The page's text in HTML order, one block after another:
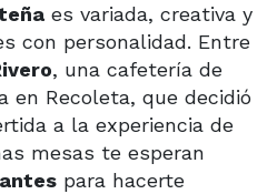
es variada, creativa y
con personalidad. Entre
, una cafetería de
en Recoleta, que decidió
a la experiencia de
mesas te esperan
para hacerte